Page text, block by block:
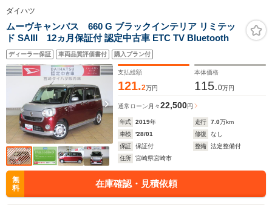
ダイハツ
ムーヴキャンバス 660 G ブラックインテリア リミテッ
ド SAIII 12ヵ月保証付 認定中古車 ETC TV Bluetooth
ディーラー保証 車両品質評価書付 購入プラン付
支払総額
121.2万円
本体価格
115.0万円
通常ローン 月々22,500円
年式 2019年 走行 7.0万km
車検
'28/01 修復
なし
保証
保証付 整備
法定整備付
住所
宮崎県宮崎市
無
料
在庫確認・見積依頼